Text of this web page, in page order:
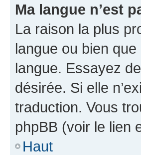
Ma langue n’est
La raison la plus
langue ou bien
langue. Essayez
désirée. Si elle
traduction. Vous
phpBB (voir le lien
Haut